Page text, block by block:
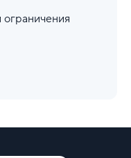
ограничения